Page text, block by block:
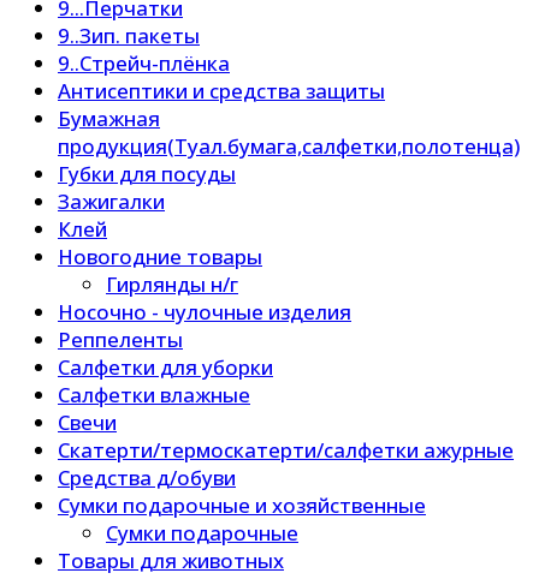
9...Перчатки
9..Зип. пакеты
9..Стрейч-плёнка
Антисептики и средства защиты
Бумажная
продукция(Туал.бумага,салфетки,полотенца)
Губки для посуды
Зажигалки
Клей
Новогодние товары
Гирлянды н/г
Носочно - чулочные изделия
Реппеленты
Салфетки для уборки
Салфетки влажные
Свечи
Скатерти/термоскатерти/салфетки ажурные
Средства д/обуви
Сумки подарочные и хозяйственные
Сумки подарочные
Товары для животных